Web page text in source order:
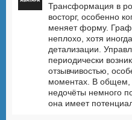
Трансформация в
восторг, особенно
меняет форму.
неплохо, хотя
детализации.
периодически
отзывчивостью,
моментах. В общем,
недочёты немного
она имеет